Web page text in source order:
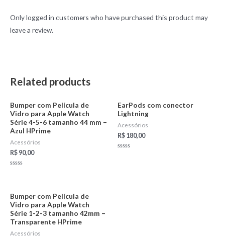
Only logged in customers who have purchased this product may
leave a review.
Related products
Bumper com Película de
Vidro para Apple Watch
Série 4-5-6 tamanho 44 mm –
Azul HPrime
Acessórios
R$ 90,00
5
EarPods com conector
Lightning
Acessórios
R$ 180,00
Bumper com Película de
Vidro para Apple Watch
Série 1-2-3 tamanho 42mm –
Transparente HPrime
Acessórios